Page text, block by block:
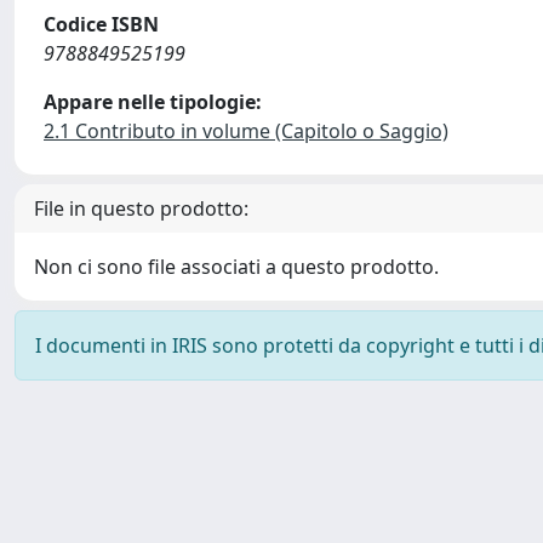
Codice ISBN
9788849525199
Appare nelle tipologie:
2.1 Contributo in volume (Capitolo o Saggio)
File in questo prodotto:
Non ci sono file associati a questo prodotto.
I documenti in IRIS sono protetti da copyright e tutti i